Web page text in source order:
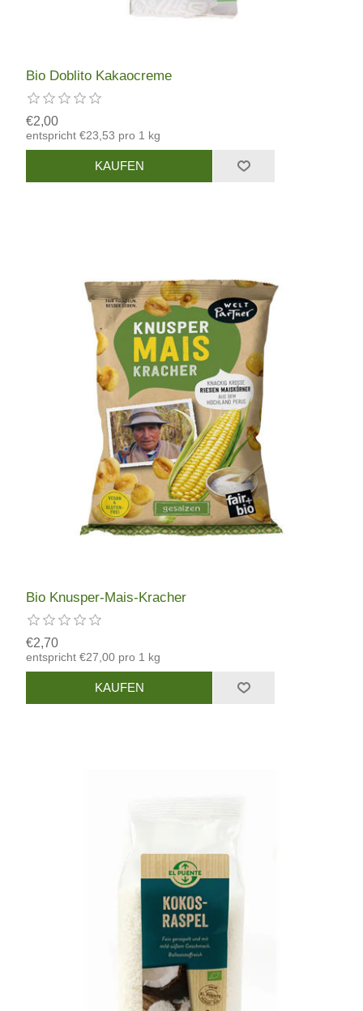
Bio Doblito Kakaocreme
€2,00
entspricht €23,53 pro 1 kg
Bio Knusper-Mais-Kracher
€2,70
entspricht €27,00 pro 1 kg